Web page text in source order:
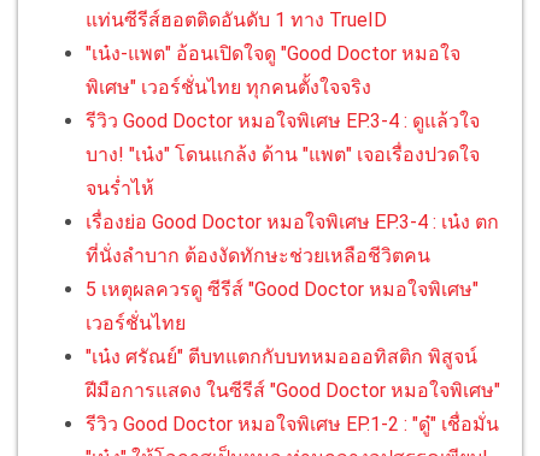
แท่นซีรีส์ฮอตติดอันดับ 1 ทาง TrueID
"เน๋ง-แพต" อ้อนเปิดใจดู "Good Doctor หมอใจ
พิเศษ" เวอร์ชั่นไทย ทุกคนตั้งใจจริง
รีวิว Good Doctor หมอใจพิเศษ EP.3-4 : ดูแล้วใจ
บาง! "เน๋ง" โดนแกล้ง ด้าน "แพต" เจอเรื่องปวดใจ
จนร่ำไห้
เรื่องย่อ Good Doctor หมอใจพิเศษ EP.3-4 : เน๋ง ตก
ที่นั่งลำบาก ต้องงัดทักษะช่วยเหลือชีวิตคน
5 เหตุผลควรดู ซีรีส์ "Good Doctor หมอใจพิเศษ"
เวอร์ชั่นไทย
"เน๋ง ศรัณย์" ตีบทแตกกับบทหมอออทิสติก พิสูจน์
ฝีมือการแสดง ในซีรีส์ "Good Doctor หมอใจพิเศษ"
รีวิว Good Doctor หมอใจพิเศษ EP.1-2 : "ดู๋" เชื่อมั่น